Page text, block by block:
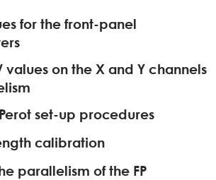
for the front-panel
values on the X and Y channels
set-up procedures
calibration
parallelism of the FP